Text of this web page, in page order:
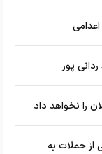
پور
را نخواهد داد
حملات به